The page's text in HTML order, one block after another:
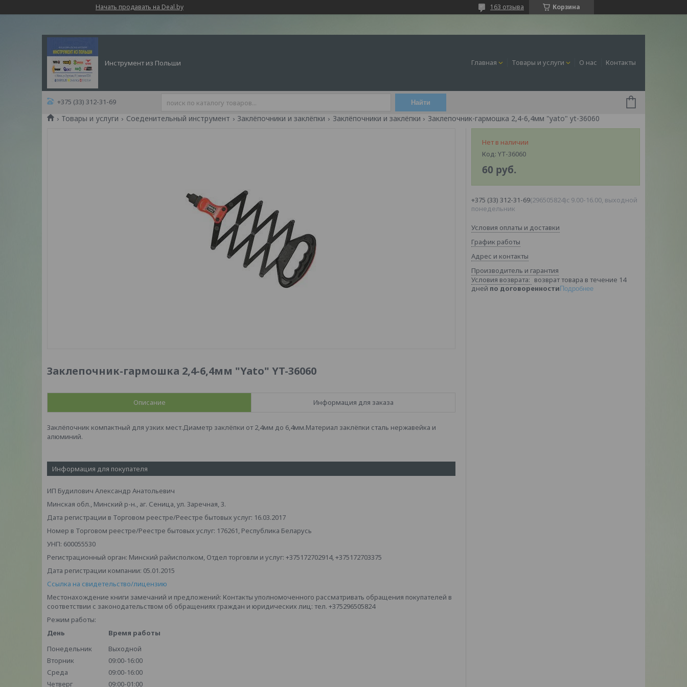
Начать продавать на Deal.by Корзина
163 отзыва
Инструмент из Польши Главная Товары и услуги О нас Контакты
+375 (33) 312-31-69 Найти
Товары и услуги Соеденительный инструмент Заклёпочники и заклёпки Заклёпочники и заклёпки Заклепочник-гармошка 2,4-6,4мм "yato" yt-36060
Заклепочник-гармошка 2,4-6,4мм "Yato" YT-36060
Описание Информация для заказа
Заклёпочник компактный для узких мест.Диаметр заклёпки от 2,4мм до 6,4мм.Материал заклёпки сталь нержавейка и
алюминий.
Информация для покупателя
ИП Будилович Александр Анатольевич
Минская обл., Минский р-н., аг. Сеница, ул. Заречная, 3.
Дата регистрации в Торговом реестре/Реестре бытовых услуг: 16.03.2017
Номер в Торговом реестре/Реестре бытовых услуг: 176261, Республика Беларусь
УНП: 600055530
Регистрационный орган: Минский райисполком, Отдел торговли и услуг: +375172702914, +375172703375
Дата регистрации компании: 05.01.2015
Ссылка на свидетельство/лицензию
Местонахождение книги замечаний и предложений: Контакты уполномоченного рассматривать обращения покупателей в
соответствии с законодательством об обращениях граждан и юридических лиц: тел. +375296505824
Режим работы:
День
Время работы
Понедельник
Выходной
Вторник
09:00-16:00
Среда
09:00-16:00
Четверг
09:00-01:00
Нет в наличии
Код: YT-36060
60 руб.
+375 (33) 312-31-69 296505824 c 9.00-16.00, выходной
понедельник
Условия оплаты и доставки
График работы
Адрес и контакты
Производитель и гарантия
возврат товара в течение 14
дней по договоренности Подробнее